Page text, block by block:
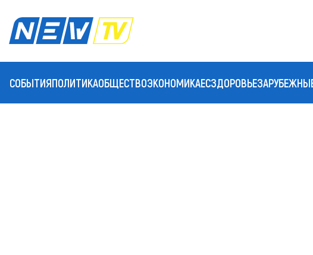
СОБЫТИЯПОЛИТИКАОБЩЕСТВОЭКОНОМИКАЕСЗДОРОВЬЕ